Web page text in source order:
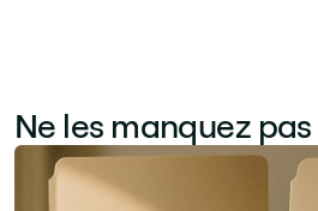
Ne les manquez pas